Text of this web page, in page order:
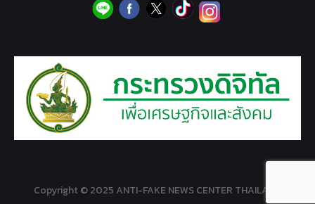
Copyright © 2025 ANTI-FAKE NEWS CENTER THAILAND